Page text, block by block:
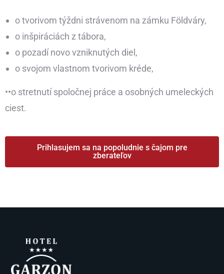
o tvorivom týždni strávenom na zámku Földváry,
o inšpiráciách z tábora,
o pozadí novo vzniknutých diel,
o svojom vlastnom tvorivom kréde,
••o stretnutí spoločnej práce a osobných umeleckých
ciest.
Prihlasujem sa na popoludnie s čajom pre
zberateľov